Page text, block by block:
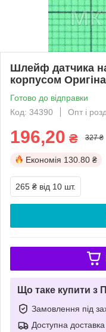
Шлейф датчика
корпусом
Готово до відправки
Код: 34390
Опт і
196,20 ₴ 327 ₴
Економія 130.80 ₴
265 ₴ від 10 шт.
Що таке купити з
Замовлення під
Доступна доставка